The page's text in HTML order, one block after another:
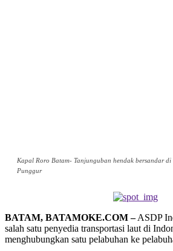
Kapal Roro Batam- Tanjunguban hendak bersandar
Punggur
BATAM, BATAMOKE.COM –ASDP
salah satu penyedia transportasi laut di
menghubungkan satu pelabuhan ke